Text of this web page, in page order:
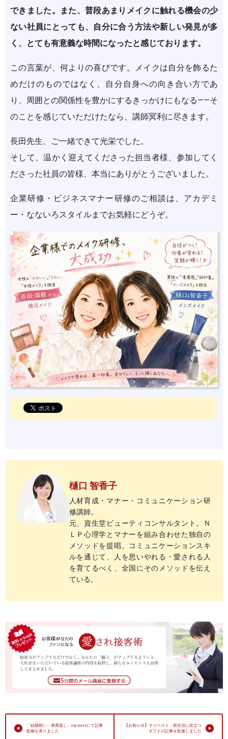
できました。また、普段あまりメイクに触れる機会の少
ない社員にとっても、自分に合う方法や新しい発見が多
く、とても有意義な時間になったと感じております。
この言葉が、何よりの喜びです。メイクは自分を飾るた
めだけのものではなく、自分自身への向き合い方であ
り、周囲との関係性を豊かにするきっかけにもなる——そ
のことを感じていただけたなら、講師冥利に尽きます。
長田先生、ご一緒できて光栄でした。
そして、温かく迎えてくださった担当者様、参加してく
ださった社員の皆様、本当にありがとうございました。
企業研修・ビジネスマナー研修のご相談は、アカデミ
ー・なないろスタイルまでお気軽にどうぞ。
樋口 智香子
人材育成・マナー・コミュニケーション研
修講師。
元、資生堂ビューティコンサルタント。Ｎ
ＬＰ心理学とマナーを組み合わせた独自の
メソッドを提唱。コミュニケーションスキ
ルを通じて、人を思いやれる・愛される人
を育てるべく、全国にそのメソッドを伝え
ている。
「結婚祝い・香典返し」my bestにて記事
監修を承りました
【お知らせ】マイベスト・新生活に役立つ
ギフトの記事を監修しました